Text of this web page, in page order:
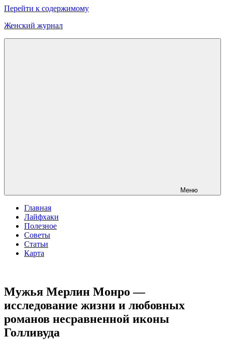
Перейти к содержимому
Женский журнал
Меню
Главная
Лайфхаки
Полезное
Советы
Статьи
Карта
Мужья Мерлин Монро —
исследование жизни и любовных
романов несравненной иконы
Голливуда